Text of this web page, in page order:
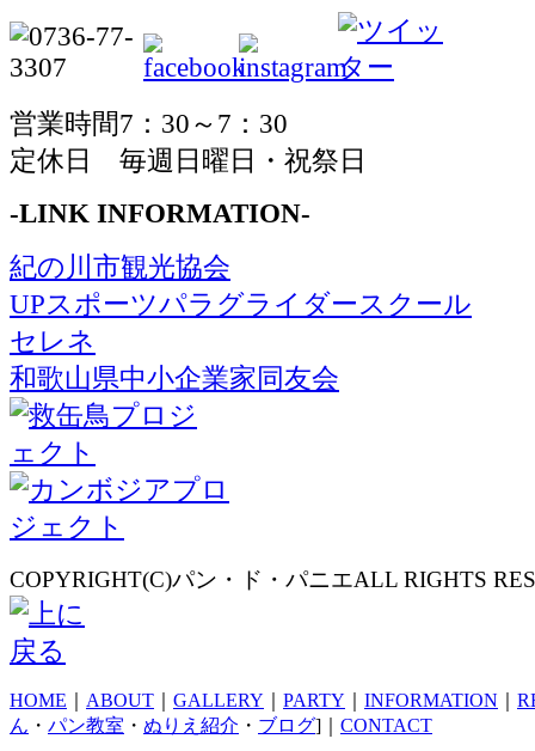
営業時間7：30～7：30
定休日 毎週日曜日・祝祭日
-LINK INFORMATION-
紀の川市観光協会
UPスポーツパラグライダースクール
セレネ
和歌山県中小企業家同友会
COPYRIGHT(C)パン・ド・パニエALL RIGHTS
HOME ABOUT GALLERY PARTY INFORMATION
ん ・ パン教室 ・ ぬりえ紹介 ・ ブログ]｜ CONTACT